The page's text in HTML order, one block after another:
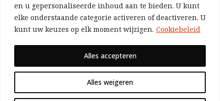
en u gepersonaliseerde inhoud aan te bieden. U kunt
elke onderstaande categorie activeren of deactiveren. U
kunt uw keuzes op elk moment wijzigen. Cookiebeleid
Alles weigeren
Alles accepteren
advertenties en zonder rijke sponsors), zijn we
voor de publicatie van ons tijdschrift uitsluitend
afhankelijk van de financiële steun van onze
Bij voorbaat dank voor uw solidariteit.